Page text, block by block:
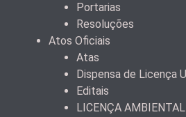
Portarias
Resoluções
Atos Oficiais
Atas
Dispensa de Licença
Editais
LICENÇA AMBIENTAL